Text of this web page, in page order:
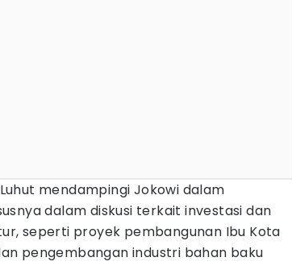
mendampingi Jokowi dalam
dalam diskusi terkait investasi dan
seperti proyek pembangunan Ibu Kota
pengembangan industri bahan baku